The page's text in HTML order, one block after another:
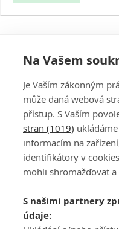
DISKUZE
Šéfredaktorkou webu jePetr
Máte-li zájem o inzerci
Na Vašem
Je Vaším zákonným
může daná webová
přístup. S Vaším
stran (1019)
informacím na
identifikátory v
mohli shromažďovat
S našimi partnery
údaje: